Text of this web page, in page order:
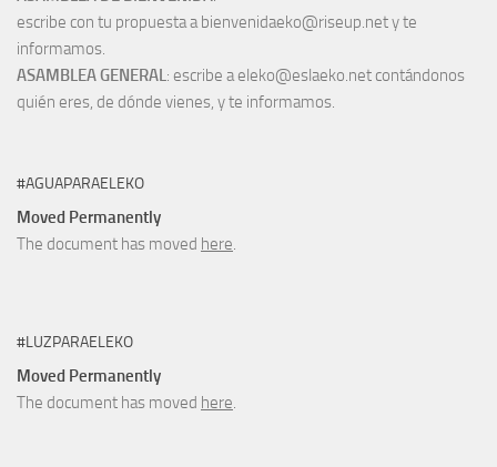
escribe con tu propuesta a bienvenidaeko@riseup.net y te
informamos.
ASAMBLEA GENERAL: escribe a eleko@eslaeko.net contándonos
quién eres, de dónde vienes, y te informamos.
#AGUAPARAELEKO
Moved Permanently
The document has moved here.
#LUZPARAELEKO
Moved Permanently
The document has moved here.